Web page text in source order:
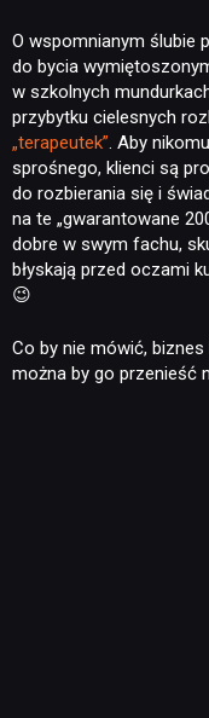
O wspomnianym ślubie
do bycia
w szkolnych
przybytku cielesnych
„terapeutek”. Aby
sprośnego, klienci są
do rozbierania się i
na te „gwarantowane
dobre w swym fachu,
błyskają przed oczami
😉
Co by nie mówić,
można by go przenieść